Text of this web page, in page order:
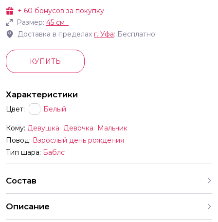
+ 60 бонусов за покупку
Размер: 45 см
Доставка в пределах г. Уфа: Бесплатно
КУПИТЬ
Характеристики
Цвет: Белый
Кому: Девушка Девочка
Мальчик
Повод: Взрослый день рождения
Тип шара: Баблс
Состав
Описание